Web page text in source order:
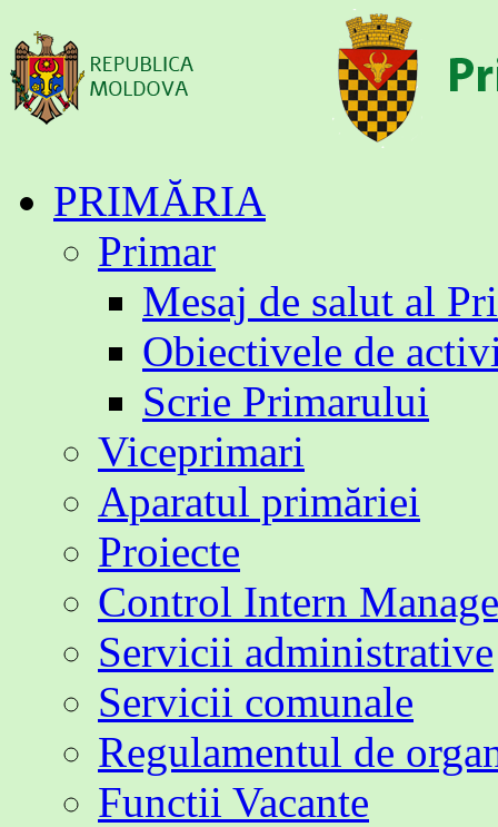
conținutPRIMĂRIA
Primar
Mesaj de salut al
Obiectivele de
Scrie Primarului
Viceprimari
Aparatul primăriei
Proiecte
Control Intern
Servicii administrative
Servicii comunale
Regulamentul de
Functii Vacante